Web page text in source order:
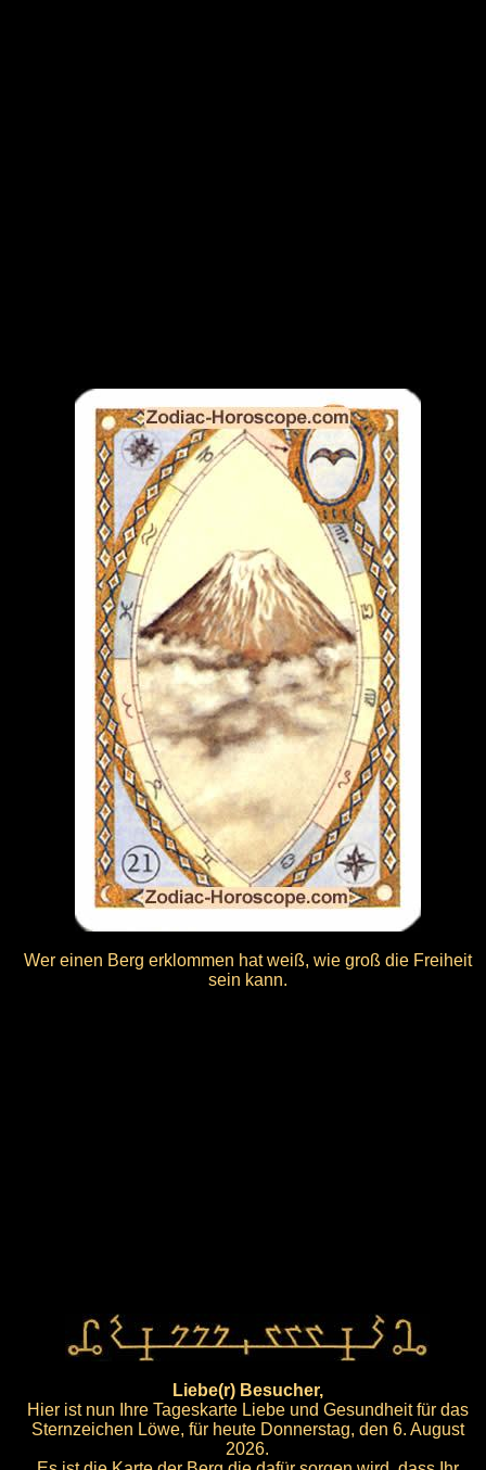
Wer einen Berg erklommen hat weiß, wie groß die Freiheit
sein kann.
Liebe(r) Besucher,
Hier ist nun Ihre Tageskarte Liebe und Gesundheit für das
Sternzeichen Löwe, für heute Donnerstag, den 6. August
2026.